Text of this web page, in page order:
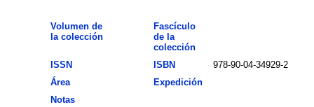
Volumen de
la colección
Fascículo
de la
colección
ISSN
ISBN
978-90-04-34929-2
Área
Expedición
Notas